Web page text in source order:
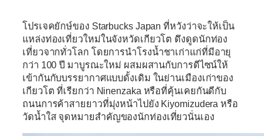
โปรเจคยักษ์ของ Starbucks Japan ที่หวังว่าจะให้เป็น
แหล่งท่องเที่ยวใหม่ในจังหวัดเกียวโต ดึงดูดนักท่อง
เที่ยวจากทั่วโลก โดยการนำโรงน้ำชาเก่าแก่ที่มีอายุ
กว่า 100 ปี มาบูรณะใหม่ ผสมผสานกับการดีไซน์ให้
เข้ากันกับบรรยากาศแบบดั้งเดิม ในย่านเมืองเก่าของ
เกียวโต ที่เรียกว่า Ninenzaka หรือที่คุ้นเคยกันดีกับ
ถนนการค้าสายยาวที่มุ่งหน้าไปยัง Kiyomizudera หรือ
วัดน้ำใส จุดหมายสำคัญของนักท่องเที่ยวนั่นเอง